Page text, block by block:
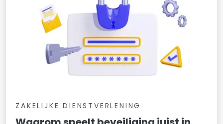
ZAKELIJKE DIENSTVERLENING